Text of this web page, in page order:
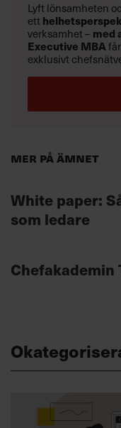
Mer på ämnet
White paper:
som ledare
Chefakademin
Lyft lönsamheten
ett
verksamhet – med
Executive MBA
exklusivt